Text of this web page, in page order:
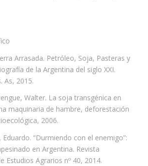
Arrasada. Petróleo, Soja, Pasteras y
de la Argentina del siglo XXI.
As, 2015.
Walter. La soja transgénica en
maquinaria de hambre, deforestación
2006.
“Durmiendo con el enemigo”:
en Argentina. Revista
Estudios Agrarios nº 40, 2014.